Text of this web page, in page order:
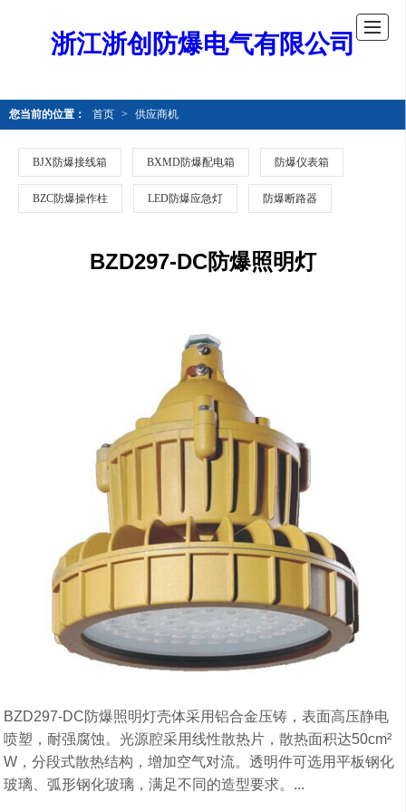
浙江浙创防爆电气有限公司
您当前的位置： 首页 > 供应商机
BJX防爆接线箱 BXMD防爆配电箱 防爆仪表箱
BZC防爆操作柱 LED防爆应急灯 防爆断路器
BZD297-DC防爆照明灯
BZD297-DC防爆照明灯壳体采用铝合金压铸，表面高压静电
喷塑，耐强腐蚀。光源腔采用线性散热片，散热面积达50cm²
W，分段式散热结构，增加空气对流。透明件可选用平板钢化
玻璃、弧形钢化玻璃，满足不同的造型要求。...